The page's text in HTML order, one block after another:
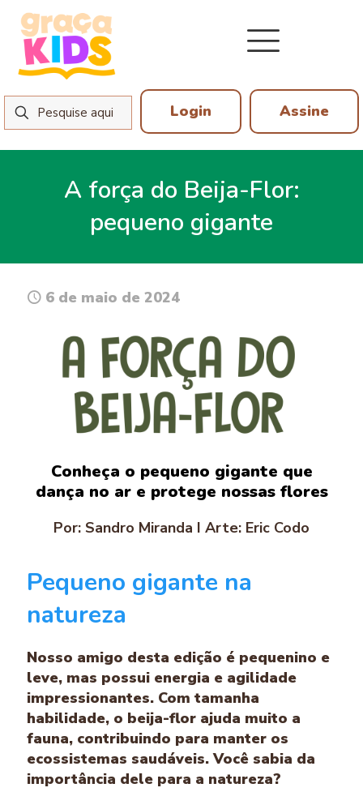
Login Assine
A força do Beija-Flor:
pequeno gigante
6 de maio de 2024
Conheça o pequeno gigante que
dança no ar e protege nossas flores
Por: Sandro Miranda I Arte: Eric Codo
Pequeno gigante na
natureza
Nosso amigo desta edição é pequenino e
leve, mas possui energia e agilidade
impressionantes. Com tamanha
habilidade, o beija-flor ajuda muito a
fauna, contribuindo para manter os
ecossistemas saudáveis. Você sabia da
importância dele para a natureza?